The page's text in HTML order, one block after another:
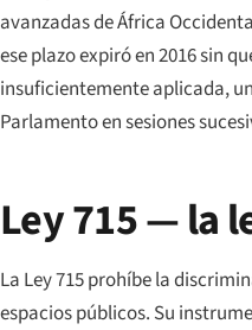
avanzadas de África
ese plazo expiró en 2016 sin
insuficientemente aplicada,
Parlamento en sesiones
Ley 715 — la
La Ley 715 prohíbe la
espacios públicos. Su